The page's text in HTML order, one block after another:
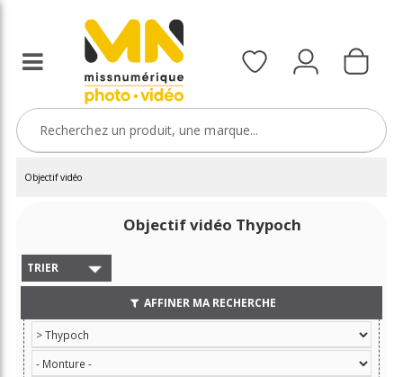
Objectif vidéo
Objectif vidéo Thypoch
TRIER
AFFINER MA RECHERCHE